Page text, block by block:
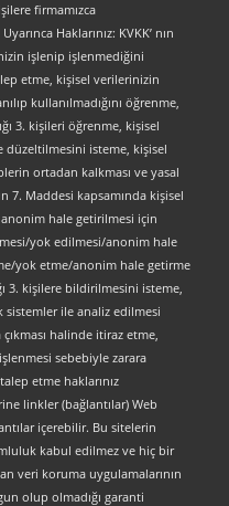
firmamızca
Haklarınız: KVKK’ nın
işlenip işlenmediğini
etme, kişisel verilerinizin
kullanılmadığını öğrenme,
3. kişileri öğrenme, kişisel
düzeltilmesini isteme, kişisel
ortadan kalkması ve yasal
7. Maddesi kapsamında kişisel
hale getirilmesi için
yok edilmesi/anonim hale
yok etme/anonim hale getirme
3. kişilere bildirilmesini isteme,
ile analiz edilmesi
halinde itiraz etme,
sebebiyle zarara
etme haklarınız
linkler (bağlantılar) Web
içerebilir. Bu sitelerin
kabul edilmez ve hiç bir
veri koruma uygulamalarının
olup olmadığı garanti